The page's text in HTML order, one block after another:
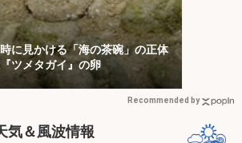
に見かける「海の茶碗」の正体
ツメタガイ』の卵
Recommended by
気＆風波情報